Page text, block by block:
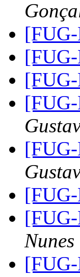
Nunes